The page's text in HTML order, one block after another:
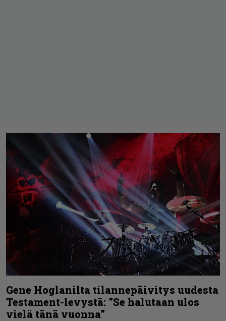
Gene Hoglanilta tilannepäivitys uudesta
Testament-levystä: ”Se halutaan ulos
vielä tänä vuonna”